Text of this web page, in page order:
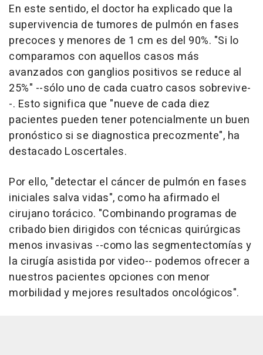
En este sentido, el doctor ha explicado que la
supervivencia de tumores de pulmón en fases
precoces y menores de 1 cm es del 90%. "Si lo
comparamos con aquellos casos más
avanzados con ganglios positivos se reduce al
25%" --sólo uno de cada cuatro casos sobrevive-
-. Esto significa que "nueve de cada diez
pacientes pueden tener potencialmente un buen
pronóstico si se diagnostica precozmente", ha
destacado Loscertales.
Por ello, "detectar el cáncer de pulmón en fases
iniciales salva vidas", como ha afirmado el
cirujano torácico. "Combinando programas de
cribado bien dirigidos con técnicas quirúrgicas
menos invasivas --como las segmentectomías y
la cirugía asistida por video-- podemos ofrecer a
nuestros pacientes opciones con menor
morbilidad y mejores resultados oncológicos".